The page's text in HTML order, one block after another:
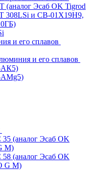
(аналог Эсаб OK Tigrod
308LSi и СВ-01Х19Н9,
и его сплавов
и его сплавов
АК5)
АМg5)
35 (аналог Эсаб OK
M)
58 (аналог Эсаб OK
G M)